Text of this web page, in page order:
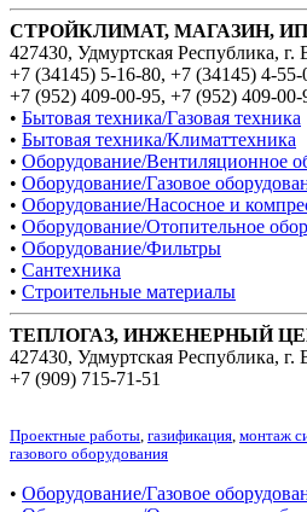
СТРОЙКЛИМАТ, МАГАЗИН,
427430, Удмуртская Республика,
+7 (34145) 5-16-80, +7 (34145) 4-55-
+7 (952) 409-00-95, +7 (952) 409-00-
• Бытовая техника/Газовая техника
• Бытовая техника/Климаттехника
• Оборудование/Вентиляционное
• Оборудование/Газовое
• Оборудование/Насосное и
• Оборудование/Отопительное
• Оборудование/Фильтры
• Сантехника
• Строительные материалы
ТЕПЛОГАЗ, ИНЖЕНЕРНЫЙ
427430, Удмуртская Республика,
+7 (909) 715-71-51
Проектные работы газификация монтаж
газового оборудования
• Оборудование/Газовое